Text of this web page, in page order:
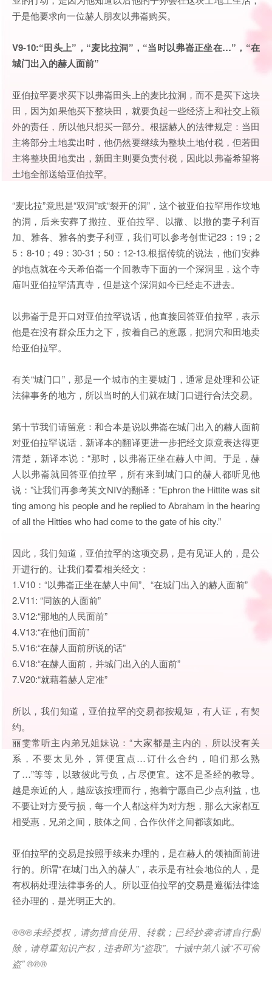
于是他要求向一位赫人朋友以弗崙购买。
V9-10:“田头上”，“麦比拉洞”，“当时以弗崙正坐在…”，“在
城门出入的赫人面前”
亚伯拉罕要求买下以弗崙田头上的麦比拉洞，而不是买下这块
田，因为如果他买下整块田，就要负起一些经济上和社交上额
外的责任，所以他只想买一部分。根据赫人的法律规定：当田
主将部分土地卖出时，他仍然要继续为整块土地付税，但若田
主将整块田地卖出，新田主则要负责付税，因此以弗崙希望将
土地全部送给亚伯拉罕。
“麦比拉”意思是“双洞”或“裂开的洞”，这个被亚伯拉罕用作坟地
的洞，后来安葬了撒拉、亚伯拉罕、以撒、以撒的妻子利百
加、雅各、雅各的妻子利亚，我们可以参考创世记23：19；2
5：8-10；49：30-31；50：12-13.根据传统的说法，他们安葬
的地点就在今天希伯崙一个回教寺下面的一个深洞里，这个寺
庙叫亚伯拉罕清真寺，但是这个深洞如今已经走不进去。
以弗崙于是开口对亚伯拉罕说话，他直接回答亚伯拉罕，表示
他是在没有群众压力之下，按着自己的意愿，把洞穴和田地卖
给亚伯拉罕。
有关“城门口”，那是一个城市的主要城门，通常是处理和公证
法律事务的地方，所以当时的人们就在城门口进行合法交易。
第十节我们请留意：和合本是说以弗崙在城门出入的赫人面前
对亚伯拉罕说话，新译本的翻译更进一步把经文原意表达得更
清楚，新译本说：“那时，以弗崙正坐在赫人中间。于是，赫
人以弗崙就回答亚伯拉罕，所有来到城门口的赫人都听见他
说：”让我们再参考英文NIV的翻译：”Ephron the Hittite was sit
ting among his people and he replied to Abraham in the hearing
of all the Hitties who had come to the gate of his city.”
因此，我们知道，亚伯拉罕的这项交易，是有见证人的，是公
开进行的。让我们看看相关经文：
1.V10：“以弗崙正坐在赫人中间”、“在城门出入的赫人面前”
2.V11: “同族的人面前”
3.V12:“那地的人民面前”
4.V13:“在他们面前”
5.V16:“在赫人面前所说的话”
6.V18:“在赫人面前，并城门出入的人面前”
7.V20:“就藉着赫人定准”
所以，我们知道，亚伯拉罕的交易都按规矩，有人证，有契
约。
丽雯常听主内弟兄姐妹说：“大家都是主内的，所以没有关
系，不要太见外，算便宜点…订什么合约，咱们那么熟
了…”等等，以致彼此亏负，占尽便宜。这不是圣经的教导。
越是亲近的人，越应该按理而行，抱着宁愿自己少点利益，也
不要让对方受亏损，每一个人都这样为对方想，那么大家都互
相受惠，兄弟之间，肢体之间，合作伙伴之间都该如此。
亚伯拉罕的交易是按照手续来办理的，是在赫人的领袖面前进
行的。所谓“在城门出入的赫人”，表示是有社会地位的人，是
有权柄处理法律事务的人。所以亚伯拉罕的交易是遵循法律途
径办理的，是光明正大的。
®®®未经授权，请勿擅自使用、转载；已经抄袭者请自行删
除，请尊重知识产权，违者即为“盗取”。十诫中第八诫“不可偷
盗” ®®®